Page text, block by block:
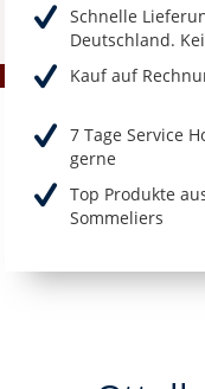
Schnelle
Deutschland.
Kauf auf
7 Tage Service
gerne
Top Produkte
Sommeliers